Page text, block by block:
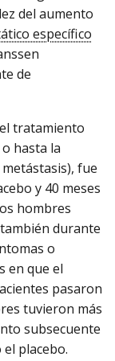
del aumento
específico
de
tratamiento
hasta la
fue
y 40 meses
hombres
durante
o
en que el
pasaron
tuvieron más
subsecuente
placebo.